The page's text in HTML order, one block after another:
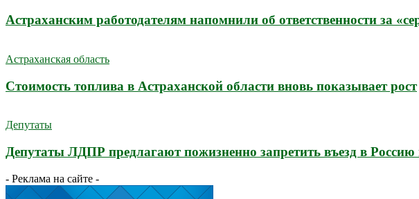
Астраханским работодателям напомнили об ответственности за
Астраханская область
Стоимость топлива в Астраханской области вновь показывает рост
Депутаты
Депутаты ЛДПР предлагают пожизненно запретить въезд в Россию
- Реклама на сайте -